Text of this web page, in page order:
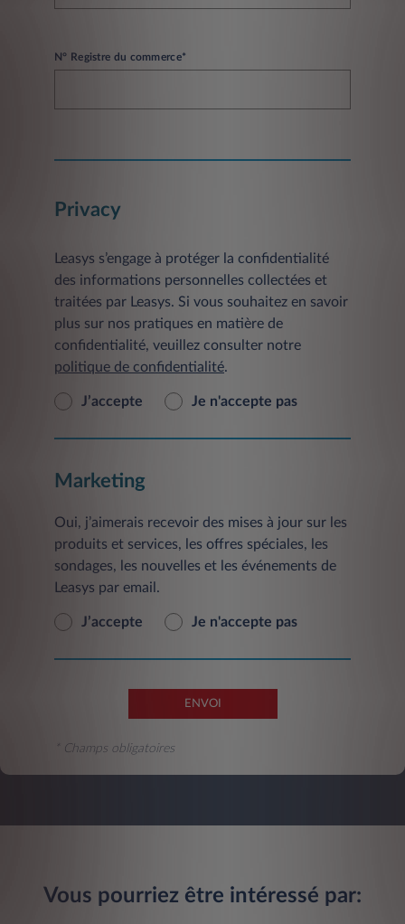
N° Registre du commerce*
Privacy
Leasys s’engage à protéger la confidentialité
des informations personnelles collectées et
traitées par Leasys. Si vous souhaitez en savoir
plus sur nos pratiques en matière de
confidentialité, veuillez consulter notre
politique de confidentialité.
J’accepte Je n'accepte pas
Marketing
Oui, j’aimerais recevoir des mises à jour sur les
produits et services, les offres spéciales, les
sondages, les nouvelles et les événements de
Leasys par email.
J’accepte Je n'accepte pas
ENVOI
* Champs obligatoires
Vous pourriez être intéressé par: